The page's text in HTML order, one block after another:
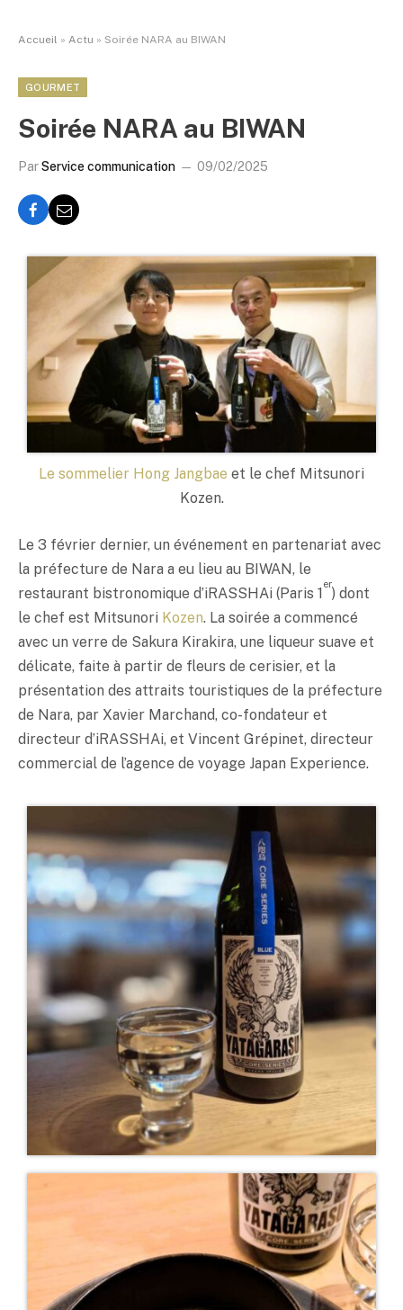
Accueil » Actu » Soirée NARA au BIWAN
GOURMET
Soirée NARA au BIWAN
ParService communication 09/02/2025
Le sommelier Hong Jangbae et le chef Mitsunori
Kozen.
Le 3 février dernier, un événement en partenariat avec
la préfecture de Nara a eu lieu au BIWAN, le
restaurant bistronomique d’iRASSHAi (Paris 1
er
) dont
le chef est Mitsunori Kozen. La soirée a commencé
avec un verre de Sakura Kirakira, une liqueur suave et
délicate, faite à partir de fleurs de cerisier, et la
présentation des attraits touristiques de la préfecture
de Nara, par Xavier Marchand, co-fondateur et
directeur d’iRASSHAi, et Vincent Grépinet, directeur
commercial de l’agence de voyage Japan Experience.